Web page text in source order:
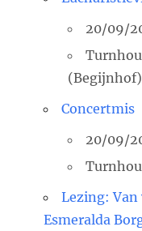
20/09/
(Begijnhof)
Concertmis
20/09/
Lezing: Van
Esmeralda